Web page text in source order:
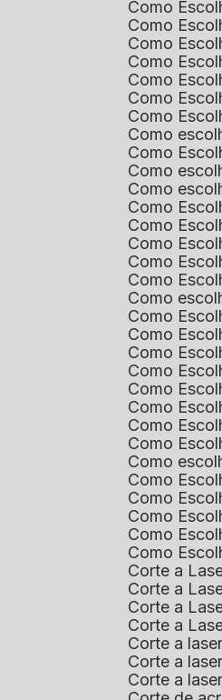
Como
Como
Como
Como
Como
Como
Como
Como
Como
Como
Como
Como
Como
Como
Como
Como
Como
Como
Como
Como
Como
Como
Como
Como
Como
Como
Como
Como
Como
Como
Como
Corte a
Corte a
Corte a
Corte a
Corte a
Corte a
Corte a